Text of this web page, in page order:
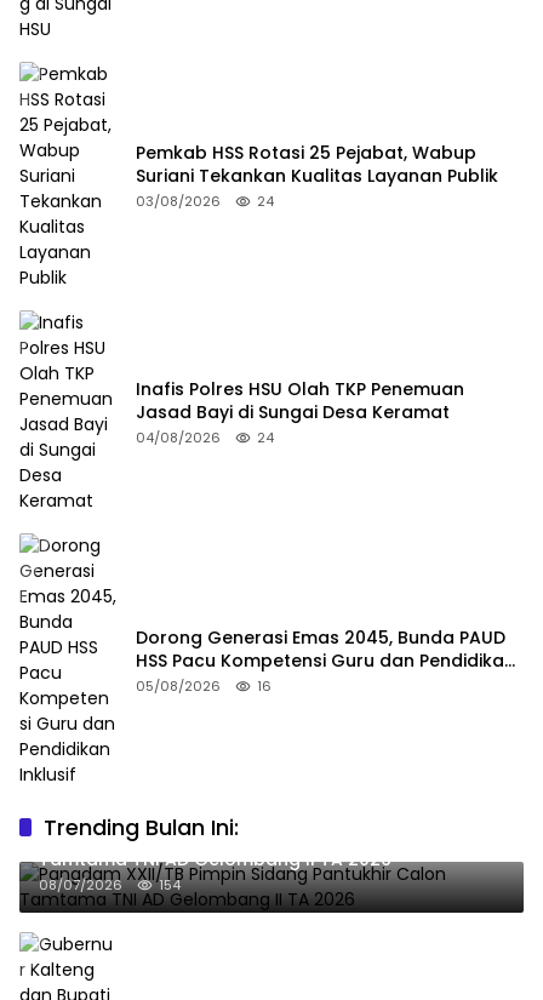
Pemkab HSS Rotasi 25 Pejabat, Wabup
Suriani Tekankan Kualitas Layanan Publik
03/08/2026 24
Inafis Polres HSU Olah TKP Penemuan
Jasad Bayi di Sungai Desa Keramat
04/08/2026 24
Dorong Generasi Emas 2045, Bunda PAUD
HSS Pacu Kompetensi Guru dan Pendidikan
Inklusif
05/08/2026 16
Trending Bulan Ini:
Pangdam XXII/TB Pimpin Sidang Pantukhir Calon
Tamtama TNI AD Gelombang II TA 2026
08/07/2026 154